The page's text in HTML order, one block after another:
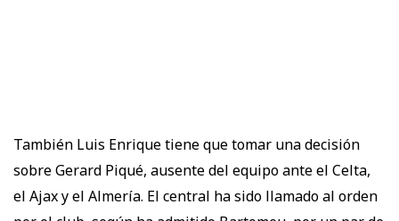
También Luis Enrique tiene que tomar una decisión
sobre Gerard Piqué, ausente del equipo ante el Celta,
el Ajax y el Almería. El central ha sido llamado al orden